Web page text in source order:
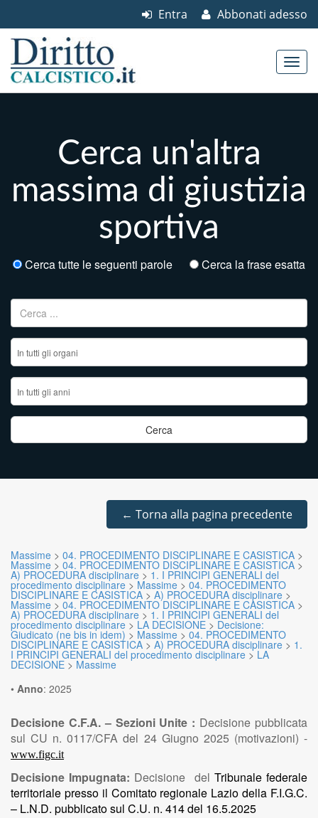
Abbonati adesso
Entra
Cerca un'altra
massima di giustizia
sportiva
Cerca tutte le seguenti parole Cerca la frase esatta
Ricerca per:
← Torna alla pagina precedente
Massime > 04. PROCEDIMENTO DISCIPLINARE E CASISTICA >
Massime > 04. PROCEDIMENTO DISCIPLINARE E CASISTICA >
A) PROCEDURA disciplinare > 1. I PRINCIPI GENERALI del
procedimento disciplinare > Massime > 04. PROCEDIMENTO
DISCIPLINARE E CASISTICA > A) PROCEDURA disciplinare >
Massime > 04. PROCEDIMENTO DISCIPLINARE E CASISTICA >
A) PROCEDURA disciplinare > 1. I PRINCIPI GENERALI del
procedimento disciplinare > LA DECISIONE > Decisione:
Giudicato (ne bis in idem) > Massime > 04. PROCEDIMENTO
DISCIPLINARE E CASISTICA > A) PROCEDURA disciplinare > 1.
I PRINCIPI GENERALI del procedimento disciplinare > LA
DECISIONE > Massime
• Anno: 2025
Decisione C.F.A. – Sezioni Unite : Decisione pubblicata
sul CU n. 0117/CFA del 24 Giugno 2025 (motivazioni) -
www.figc.it
Decisione Impugnata: Decisione del Tribunale federale
territoriale presso il Comitato regionale Lazio della F.I.G.C.
– L.N.D. pubblicato sul C.U. n. 414 del 16.5.2025